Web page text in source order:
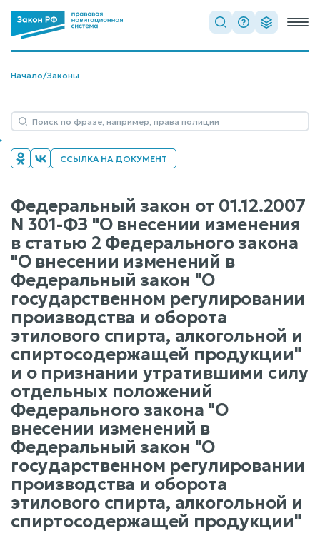
Начало/Законы
ССЫЛКА НА ДОКУМЕНТ
Федеральный закон от 01.12.2007
N 301-ФЗ "О внесении изменения
в статью 2 Федерального закона
"О внесении изменений в
Федеральный закон "О
государственном регулировании
производства и оборота
этилового спирта, алкогольной и
спиртосодержащей продукции"
и о признании утратившими силу
отдельных положений
Федерального закона "О
внесении изменений в
Федеральный закон "О
государственном регулировании
производства и оборота
этилового спирта, алкогольной и
спиртосодержащей продукции"